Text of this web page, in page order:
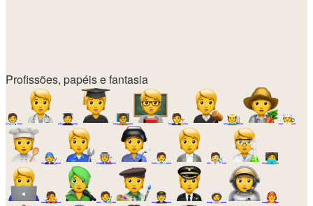
Profissões, papéis e fantasia
🧑‍⚕️ 🧑‍🎓 🧑‍🏫 🧑‍⚖️ 🧑‍🌾 🧑‍🍳
🧑‍🔧 🧑‍🏭 🧑‍💼 🧑‍🔬 🧑‍💻
🧑‍🎤 🧑‍🎨 🧑‍✈️ 🧑‍🚀 🧑‍🚒